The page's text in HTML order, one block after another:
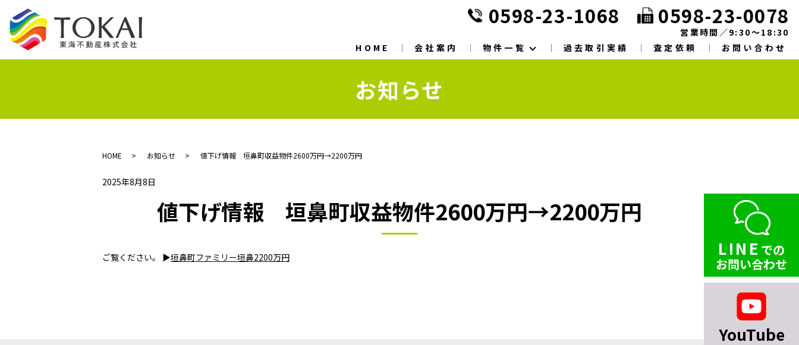
HOME 会社案内 物件一覧 過去取引実績 査定依頼 お問い合わせ
0598-23-1068 0598-23-0078
営業時間／9:30～18:30
お知らせ
HOME お知らせ 値下げ情報 垣鼻町収益物件2600万円→2200万円
2025年8月8日
値下げ情報 垣鼻町収益物件2600万円→2200万円
ご覧ください。 ▶垣鼻町ファミリー垣鼻2200万円 LINE での
お問い合わせ
YouTube